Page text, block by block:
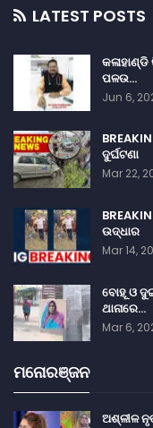
LATEST POSTS
ପଳଉ…
Jun 6,
ଦୁର୍ଘଟଣା
Mar 22,
ଉଦ୍ଧାର
Mar 14,
ବୋହୂ ଓ
ଥାନାରେ…
Mar 6,
ମନୋରଞ୍ଜନ
ଅଶ୍ଳୀଳ